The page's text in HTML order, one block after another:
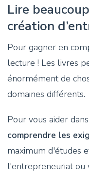
Lire
création
Pour gagner en
lecture ! Les livres
énormément de
domaines différents.
Pour vous aider
comprendre les
maximum d'études
l'entrepreneuriat ou